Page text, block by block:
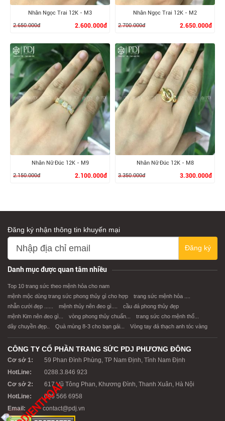
XEM CHI TIẾT
Nhẫn Ngọc Trai 12K - M3
2.650.000đ
2.600.000đ
XEM CHI TIẾT
Nhẫn Ngọc Trai 12K - M2
2.700.000đ
2.650.000đ
XEM CHI TIẾT
Nhẫn Nữ Đúc 12K - M9
2.150.000đ
2.100.000đ
XEM CHI TIẾT
Nhẫn Nữ Đúc 12K - M8
3.350.000đ
3.300.000đ
Đăng ký nhận thông tin khuyến mại
Đăng ký
Danh mục được quan tâm nhiều
Top 10 trang sức theo mệnh hỏa cho nam
mệnh mộc dùng trang sức phong thủy gì cho hợp
trang sức mệnh hỏa ....
nhẫn cưới đẹp ......
mệnh thủy nên đeo gì....
cầu đá phong thủy đẹp
mệnh Kim nên đeo gì...
vòng phong thủy chuẩn...
trang sức cho mệnh thổ...
dây chuyền đẹp..
Quà mùng 8-3 cho bạn gái... Vòng tay đá thạch anh tóc vàng
CÔNG TY CỔ PHẦN TRANG SỨC PDJ PHƯƠNG ĐÔNG
Cơ sở 1:
59 Phan Đình Phùng, TP Nam Định, Tỉnh Nam Định
HotLine:
0288.3.846 923
Cơ sở 2:
617 Vũ Tông Phan, Khương Đình, Thanh Xuân, Hà Nội
HotLine:
096 566 6958
Email:
contact@pdj.vn